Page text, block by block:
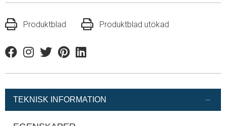
Produktblad Produktblad utökad
FacebookInstagram
TwitterPinterestLinkedin
TEKNISK INFORMATION